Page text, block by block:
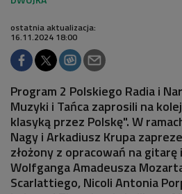
ostatnia aktualizacja:
16.11.2024 18:00
Program 2 Polskiego Radia i
Muzyki i Tańca zaprosili na
klasyką przez Polskę". W
Nagy i Arkadiusz Krupa
złożony z opracowań na
Wolfganga Amadeusza
Scarlattiego, Nicoli Antonia